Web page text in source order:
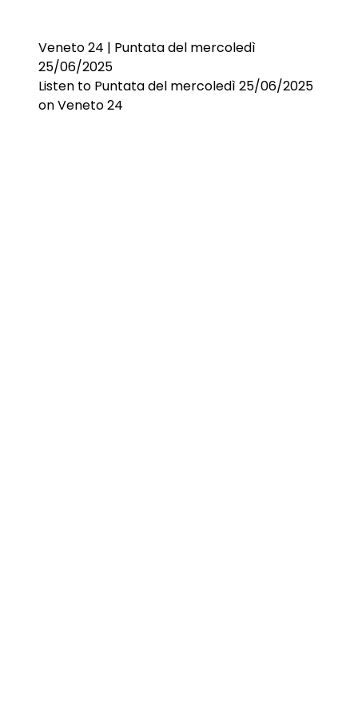
Veneto 24 | Puntata del mercoledì
25/06/2025
Listen to Puntata del mercoledì 25/06/2025
on Veneto 24